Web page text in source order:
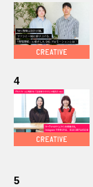
4
5